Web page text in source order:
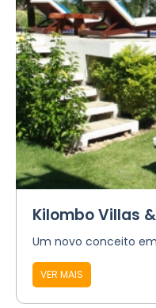
Kilombo Villas
Um novo conceito
VER MAIS